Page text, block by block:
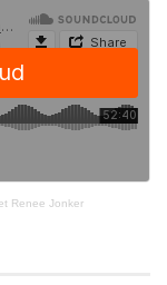
Renee Jonker